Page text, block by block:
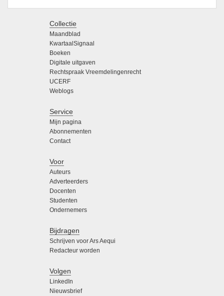
Collectie
Maandblad
KwartaalSignaal
Boeken
Digitale uitgaven
Rechtspraak Vreemdelingenrecht
UCERF
Weblogs
Service
Mijn pagina
Abonnementen
Contact
Voor
Auteurs
Adverteerders
Docenten
Studenten
Ondernemers
Bijdragen
Schrijven voor Ars Aequi
Redacteur worden
Volgen
LinkedIn
Nieuwsbrief